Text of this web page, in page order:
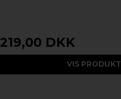
219,00 DKK
VIS PRODUKT